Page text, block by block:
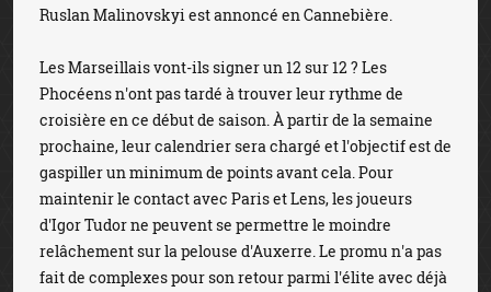
Ruslan Malinovskyi est annoncé en Cannebière.
Les Marseillais vont-ils signer un 12 sur 12 ? Les
Phocéens n'ont pas tardé à trouver leur rythme de
croisière en ce début de saison. À partir de la semaine
prochaine, leur calendrier sera chargé et l'objectif est de
gaspiller un minimum de points avant cela. Pour
maintenir le contact avec Paris et Lens, les joueurs
d'Igor Tudor ne peuvent se permettre le moindre
relâchement sur la pelouse d'Auxerre. Le promu n'a pas
fait de complexes pour son retour parmi l'élite avec déjà